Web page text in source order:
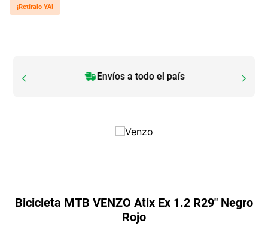
¡Retíralo YA!
Envíos a todo el país
Bicicleta MTB VENZO Atix Ex 1.2 R29" Negro
Rojo